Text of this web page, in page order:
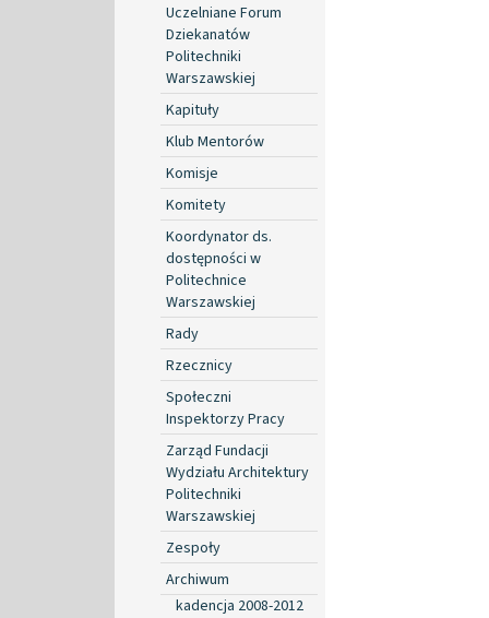
Uczelniane Forum
Dziekanatów
Politechniki
Warszawskiej
Kapituły
Klub Mentorów
Komisje
Komitety
Koordynator ds.
dostępności w
Politechnice
Warszawskiej
Rady
Rzecznicy
Społeczni
Inspektorzy Pracy
Zarząd Fundacji
Wydziału Architektury
Politechniki
Warszawskiej
Zespoły
Archiwum
kadencja 2008-2012